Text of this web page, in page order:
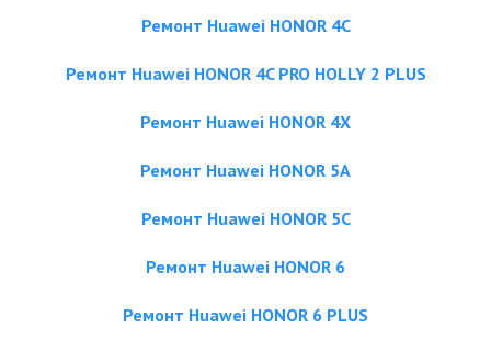
Ремонт Huawei HONOR 4C
Ремонт Huawei HONOR 4C PRO HOLLY 2 PLUS
Ремонт Huawei HONOR 4X
Ремонт Huawei HONOR 5A
Ремонт Huawei HONOR 5C
Ремонт Huawei HONOR 6
Ремонт Huawei HONOR 6 PLUS